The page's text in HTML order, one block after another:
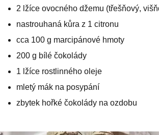
2 lžíce ovocného džemu (třešňový,
nastrouhaná kůra z 1 citronu
cca 100 g marcipánové hmoty
200 g bílé čokolády
1 lžíce rostlinného oleje
mletý mák na posypání
zbytek hořké čokolády na ozdobu